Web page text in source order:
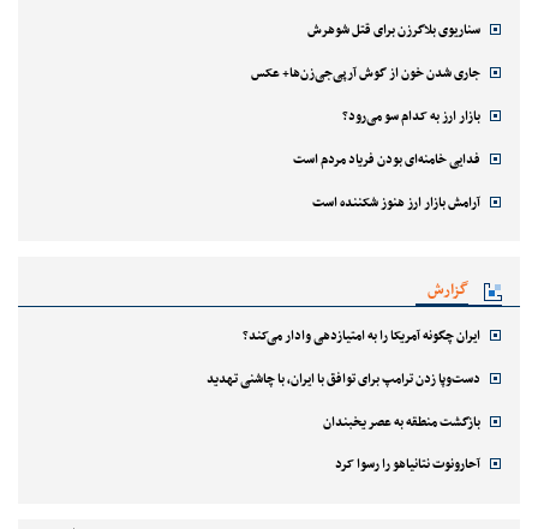
سناریوی بلاگرزن برای قتل شوهرش
جاری شدن خون از گوش آرپی‌جی‌زن‌ها+ عکس
بازار ارز به کدام سو می‌رود؟
فدایی خامنه‌ای بودن فریاد مردم است
آرامش بازار ارز هنوز شکننده است
گزارش
ایران چگونه آمریکا را به امتیازدهی وادار می‌کند؟
دست‌وپا زدن ترامپ برای توافق با ایران، با چاشنی تهدید
بازگشت منطقه به عصر یخبندان
آحارونوت نتانیاهو را رسوا کرد